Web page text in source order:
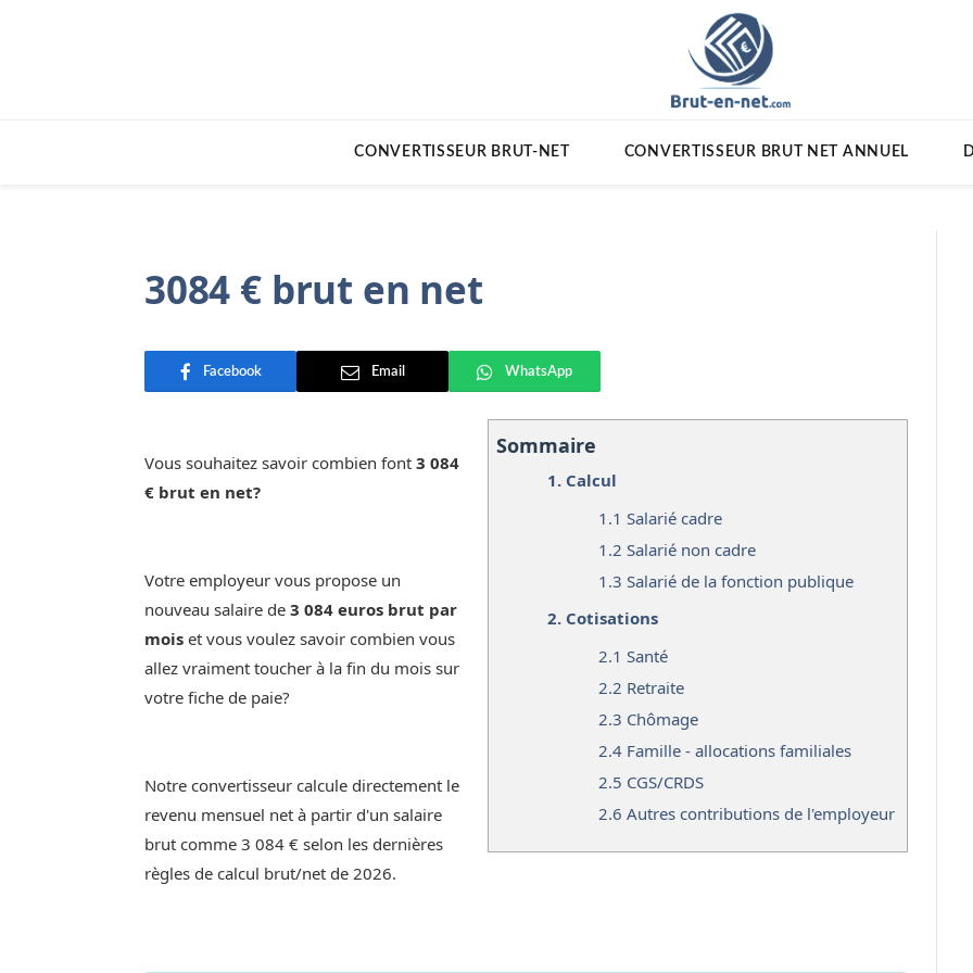
CONVERTISSEUR BRUT-NET CONVERTISSEUR BRUT NET ANNUEL
3084 € brut en net
Facebook Email WhatsApp
Sommaire
1. Calcul
1.1 Salarié cadre
1.2 Salarié non cadre
1.3 Salarié de la fonction publique
2. Cotisations
2.1 Santé
2.2 Retraite
2.3 Chômage
2.4 Famille - allocations familiales
2.5 CGS/CRDS
2.6 Autres contributions de l'employeur
Vous souhaitez savoir combien font 3 084
€ brut en net?
Votre employeur vous propose un
nouveau salaire de 3 084 euros brut par
mois et vous voulez savoir combien vous
allez vraiment toucher à la fin du mois sur
votre fiche de paie?
Notre convertisseur calcule directement le
revenu mensuel net à partir d'un salaire
brut comme 3 084 € selon les dernières
règles de calcul brut/net de 2026.